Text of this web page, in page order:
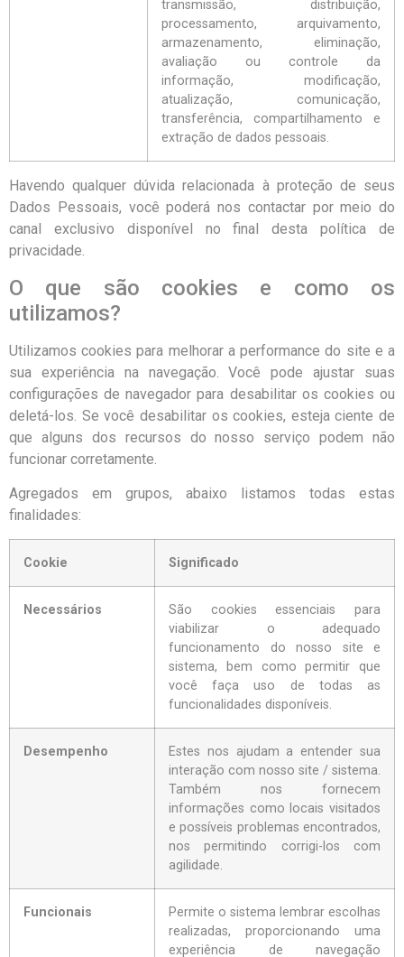
transmissão, distribuição,
processamento, arquivamento,
armazenamento, eliminação,
avaliação ou controle da
informação, modificação,
atualização, comunicação,
transferência, compartilhamento e
extração de dados pessoais.
Havendo qualquer dúvida relacionada à proteção de seus
Dados Pessoais, você poderá nos contactar por meio do
canal exclusivo disponível no final desta política de
privacidade.
O que são cookies e como os
utilizamos?
Utilizamos cookies para melhorar a performance do site e a
sua experiência na navegação. Você pode ajustar suas
configurações de navegador para desabilitar os cookies ou
deletá-los. Se você desabilitar os cookies, esteja ciente de
que alguns dos recursos do nosso serviço podem não
funcionar corretamente.
Agregados em grupos, abaixo listamos todas estas
finalidades:
Cookie Significado
Necessários
São cookies essenciais para
viabilizar o adequado
funcionamento do nosso site e
sistema, bem como permitir que
você faça uso de todas as
funcionalidades disponíveis.
Desempenho
Estes nos ajudam a entender sua
interação com nosso site / sistema.
Também nos fornecem
informações como locais visitados
e possíveis problemas encontrados,
nos permitindo corrigi-los com
agilidade.
Funcionais
Permite o sistema lembrar escolhas
realizadas, proporcionando uma
experiência de navegação